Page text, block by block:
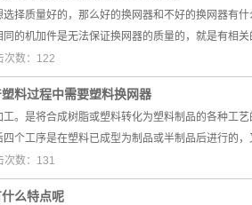
择质量好的，那么好的换网器和不好的换网器
的机加件是无法保证换网器的质量的，就是有相
数：122
料过程中需要塑料换网器
是将合成树脂或塑料转化为塑料制品的各种工艺
个工序是在塑料已成型为制品或半制品后进行的，
数：131
么特点呢